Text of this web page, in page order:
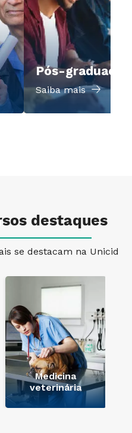
Pós-graduação
Saiba mais
destaques
se destacam na Unicid
Medicina
veterinária